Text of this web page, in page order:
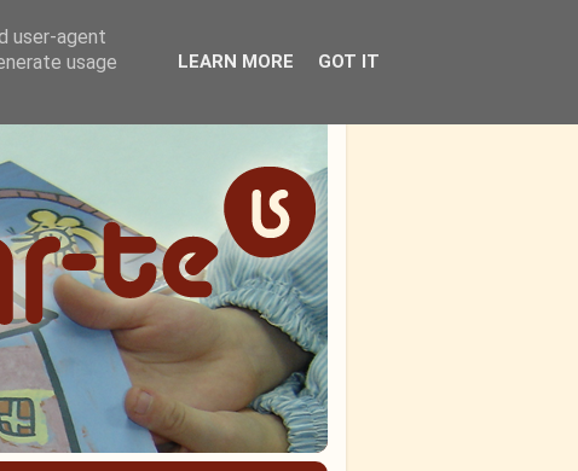
user-agent
usage
LEARN MORE GOT IT